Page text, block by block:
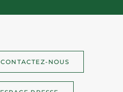
CONTACTEZ-NOUS